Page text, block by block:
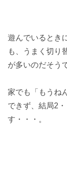
遊んでいるとき
も、うまく切り
が多いのだそう
家でも「もうね
できず、結局2
す・・・。